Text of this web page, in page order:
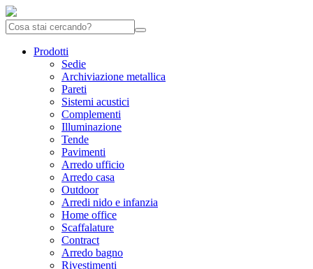
Prodotti
Sedie
Archiviazione metallica
Pareti
Sistemi acustici
Complementi
Illuminazione
Tende
Pavimenti
Arredo ufficio
Arredo casa
Outdoor
Arredi nido e infanzia
Home office
Scaffalature
Contract
Arredo bagno
Rivestimenti